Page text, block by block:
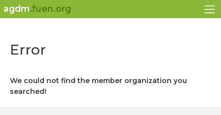
agdm.fuen.org
Error
We could not find the member organization you
searched!